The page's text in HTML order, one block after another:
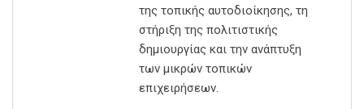
της τοπικής αυτοδιοίκησης, τη
στήριξη της πολιτιστικής
δημιουργίας και την ανάπτυξη
των μικρών τοπικών
επιχειρήσεων.